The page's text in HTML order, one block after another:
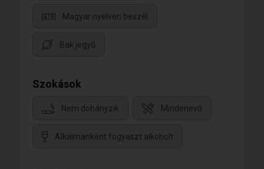
Magyar nyelven beszél
Bak jegyű
Szokások
Nem dohányzik Mindenevő
Alkalmanként fogyaszt alkoholt